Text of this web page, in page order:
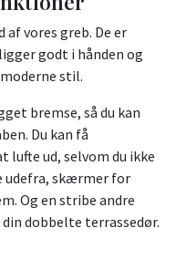
vores greb. De er
godt i hånden og
stil.
bremse, så du kan
Du kan få
ud, selvom du ikke
udefra, skærmer for
Og en stribe andre
dobbelte terrassedør.